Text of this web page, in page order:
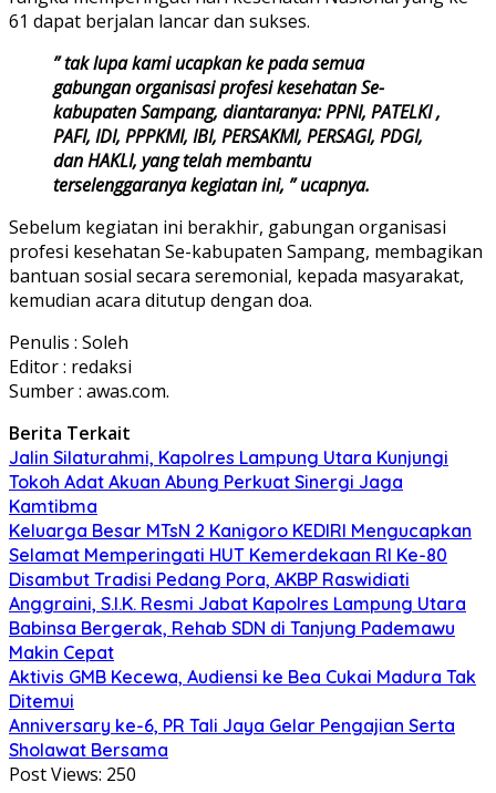
61 dapat berjalan lancar dan sukses.
” tak lupa kami ucapkan ke pada semua
gabungan organisasi profesi kesehatan Se-
kabupaten Sampang, diantaranya: PPNI, PATELKI ,
PAFI, IDI, PPPKMI, IBI, PERSAKMI, PERSAGI, PDGI,
dan HAKLI, yang telah membantu
terselenggaranya kegiatan ini, ” ucapnya.
Sebelum kegiatan ini berakhir, gabungan organisasi
profesi kesehatan Se-kabupaten Sampang, membagikan
bantuan sosial secara seremonial, kepada masyarakat,
kemudian acara ditutup dengan doa.
Penulis : Soleh
Editor : redaksi
Sumber : awas.com.
Berita Terkait
Jalin Silaturahmi, Kapolres Lampung Utara Kunjungi
Tokoh Adat Akuan Abung Perkuat Sinergi Jaga
Kamtibma
Keluarga Besar MTsN 2 Kanigoro KEDIRI Mengucapkan
Selamat Memperingati HUT Kemerdekaan RI Ke-80
Disambut Tradisi Pedang Pora, AKBP Raswidiati
Anggraini, S.I.K. Resmi Jabat Kapolres Lampung Utara
Babinsa Bergerak, Rehab SDN di Tanjung Pademawu
Makin Cepat
Aktivis GMB Kecewa, Audiensi ke Bea Cukai Madura Tak
Ditemui
Anniversary ke-6, PR Tali Jaya Gelar Pengajian Serta
Sholawat Bersama
Post Views: 250